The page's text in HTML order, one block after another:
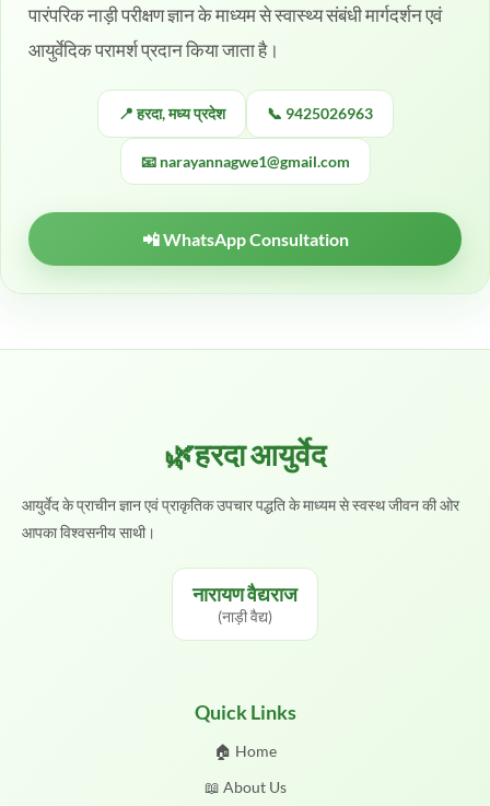
पारंपरिक नाड़ी परीक्षण ज्ञान के माध्यम से स्वास्थ्य संबंधी मार्गदर्शन एवं
आयुर्वेदिक परामर्श प्रदान किया जाता है।
📍 हरदा, मध्य प्रदेश 📞 9425026963
📧 narayannagwe1@gmail.com
📲 WhatsApp Consultation
🌿हरदा आयुर्वेद
आयुर्वेद के प्राचीन ज्ञान एवं प्राकृतिक उपचार पद्धति के माध्यम से स्वस्थ जीवन की ओर
आपका विश्वसनीय साथी।
नारायण वैद्यराज
(नाड़ी वैद्य)
Quick Links
🏠 Home
📖 About Us